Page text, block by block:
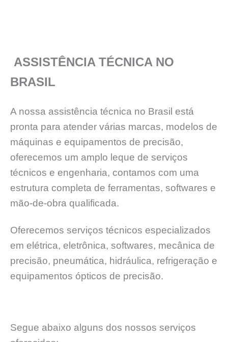
ASSISTÊNCIA TÉCNICA NO
BRASIL
A nossa assistência técnica no Brasil está
pronta para atender várias marcas, modelos de
máquinas e equipamentos de precisão,
oferecemos um amplo leque de serviços
técnicos e engenharia, contamos com uma
estrutura completa de ferramentas, softwares e
mão-de-obra qualificada.
Oferecemos serviços técnicos especializados
em elétrica, eletrônica, softwares, mecânica de
precisão, pneumática, hidráulica, refrigeração e
equipamentos ópticos de precisão.
Segue abaixo alguns dos nossos serviços